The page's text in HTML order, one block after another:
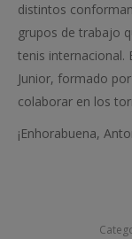
distintos
grupos de trabajo
tenis internacional.
Junior, formado
colaborar en los
¡Enhorabuena,